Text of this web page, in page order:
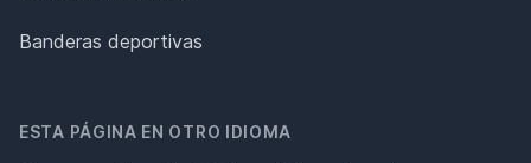
Banderas deportivas
ESTA PÁGINA EN OTRO IDIOMA